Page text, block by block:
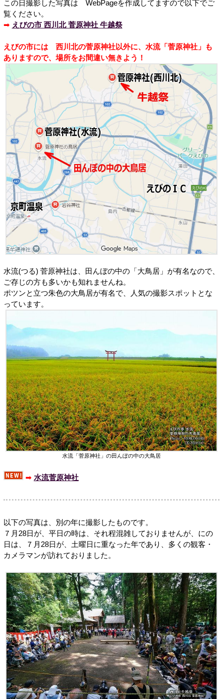
この日撮影した写真は WebPageを作成してますので以下でご
覧ください。
➡ えびの市 西川北 菅原神社 牛越祭
えびの市には 西川北の菅原神社以外に、水流「菅原神社」も
ありますので、場所をお間違い無きよう！
水流(つる) 菅原神社は、田んぼの中の「大鳥居」が有名なので、
ご存じの方も多いかも知れませんね。
ポツンと立つ朱色の大鳥居が有名で、人気の撮影スポットとな
っています。
水流「菅原神社」の田んぼの中の大鳥居
➡ 水流菅原神社
以下の写真は、別の年に撮影したものです。
７月28日が、平日の時は、それ程混雑しておりませんが、にの
日は、７月28日が、土曜日に重なった年であり、多くの観客・
カメラマンが訪れておりました。